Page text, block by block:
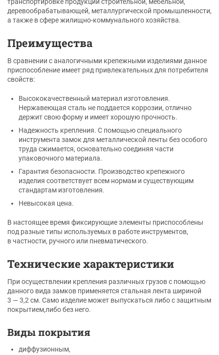
деревообрабатывающей, металлургической промышленности,
а также в сфере жилищно-коммунального хозяйства.
Преимущества
В сравнении с аналогичными крепежными изделиями данное
приспособление имеет ряд привлекательных для потребителя
свойств:
Высококачественный материал изготовления.
Нержавеющая сталь не поддается коррозии, отлично
держит свою форму и имеет хорошую прочность.
Надежность крепления. С помощью специального
инструмента замок для металлической ленты без особого
труда сжимается, основательно соединяя части
упаковочного материала.
Гарантия безопасности. Производство крепежного
изделия соответствует всем нормам и существующим
стандартам изготовления.
Невысокая цена.
В настоящее время фиксирующие элементы приспособлены
под разные типы используемых в работе инструментов,
в частности, ручного или пневматического.
Технические характеристики
При осуществлении крепления различных грузов с помощью
данного вида замков применяется стальная лента шириной
3 — 3,2 см. Само изделие может выпускаться либо с защитным
покрытием,либо без него.
Виды покрытия
диффузионным,